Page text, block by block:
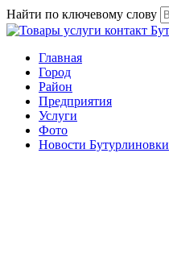
Найти по ключевому слову
Главная
Город
Район
Предприятия
Услуги
Фото
Новости Бутурлиновки